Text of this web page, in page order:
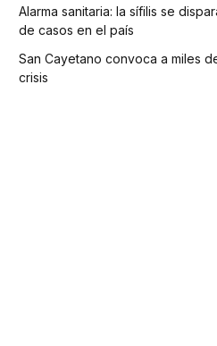
Alarma sanitaria: la sífilis se
de casos en el país
San Cayetano convoca a miles
crisis